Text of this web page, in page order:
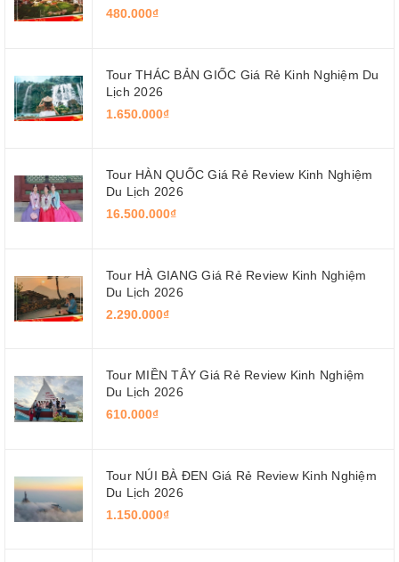
480.000₫
Tour THÁC BẢN GIỐC Giá Rẻ Kinh Nghiệm Du
Lịch 2026
1.650.000₫
Tour HÀN QUỐC Giá Rẻ Review Kinh Nghiệm
Du Lịch 2026
16.500.000₫
Tour HÀ GIANG Giá Rẻ Review Kinh Nghiệm
Du Lịch 2026
2.290.000₫
Tour MIỀN TÂY Giá Rẻ Review Kinh Nghiệm
Du Lịch 2026
610.000₫
Tour NÚI BÀ ĐEN Giá Rẻ Review Kinh Nghiệm
Du Lịch 2026
1.150.000₫